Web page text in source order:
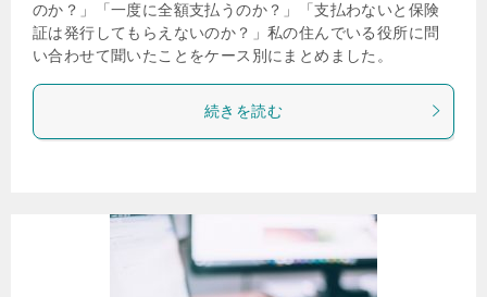
のか？」「一度に全額支払うのか？」「支払わないと保険
証は発行してもらえないのか？」私の住んでいる役所に問
い合わせて聞いたことをケース別にまとめました。
続きを読む